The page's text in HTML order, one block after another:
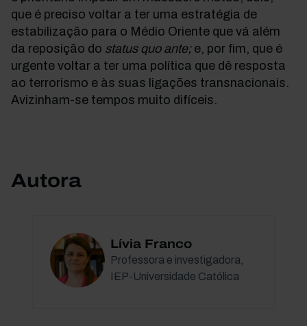
que é preciso voltar a ter uma estratégia de
estabilização para o Médio Oriente que vá além
da reposição do status quo ante;e, por fim, que é
urgente voltar a ter uma política que dê resposta
ao terrorismo e às suas ligações transnacionais.
Avizinham-se tempos muito difíceis.
Autora
Lívia Franco
Professora e investigadora,
IEP-Universidade Católica